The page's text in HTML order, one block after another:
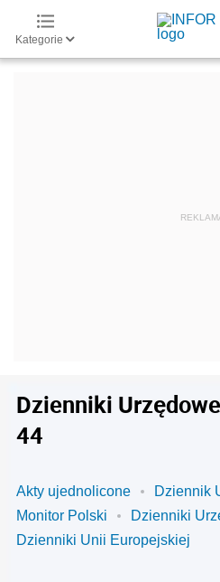
Kategorie
Dzienniki
44
Akty ujednolicone
Dziennik
Monitor Polski
Dzienniki
Dzienniki Unii Europejskiej